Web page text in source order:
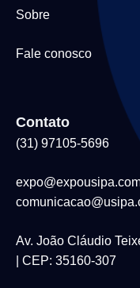
Sobre
Fale conosco
Contato
(31) 97105-5696
Av. João Cláudio
| CEP: 35160-307